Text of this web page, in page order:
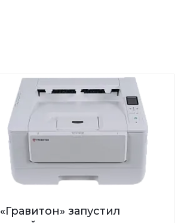
«Гравитон» запустил